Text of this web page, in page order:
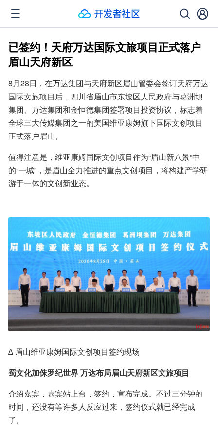
已签约！天府万达国际文旅项目正式落户
眉山天府新区
8月28日，在万达集团与天府新区眉山管委会签订天府万达
国际文旅项目后，四川省眉山市东坡区人民政府与葛洲坝
集团、万达集团和金恒德集团签署项目投资协议，标志着
全球三大传媒集团之一的美国维亚康姆旗下国际文创项目
正式落户眉山。
值得注意是，维亚康姆国际文创项目作为“眉山新八景”中
的“一城”，是眉山全力推进的重点文创项目，将构建产学研
游于一体的文创新业态。
∆ 眉山维亚康姆国际文创项目签约现场
蜀文化加侏罗纪世界 万达布局眉山天府新区文旅项目
介绍嘉宾，嘉宾站上台，签约，宣布完成。不过三分钟的
时间，还没有等许多人反应过来，签约仪式就已经完成
了。